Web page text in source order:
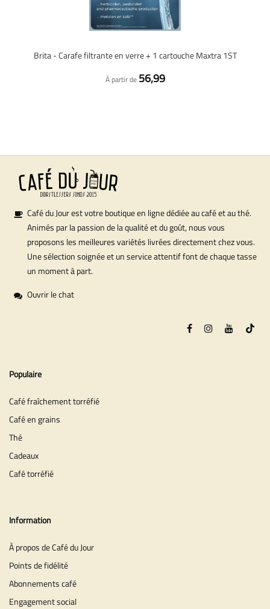
Brita - Carafe filtrante en verre + 1 cartouche Maxtra 1ST
À partir de 56,99
Café du Jour est votre boutique en ligne dédiée au café et au thé.
Animés par la passion de la qualité et du goût, nous vous
proposons les meilleures variétés livrées directement chez vous.
Une sélection soignée et un service attentif font de chaque tasse
un moment à part.
Ouvrir le chat
Populaire
Café fraîchement torréfié
Café en grains
Thé
Cadeaux
Café torréfié
Information
À propos de Café du Jour
Points de fidélité
Abonnements café
Engagement social